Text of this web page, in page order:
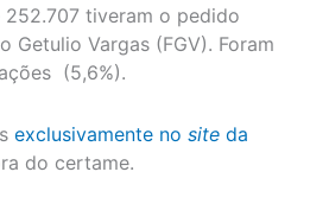
tiveram o pedido
Getulio Vargas (FGV). Foram
(5,6%).
exclusivamente no site da
do certame.